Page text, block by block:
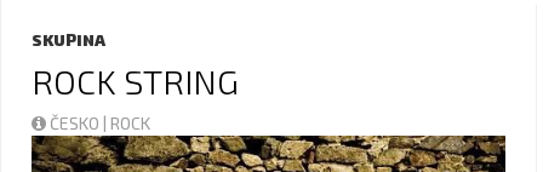
SKUPINA
ROCK STRING
ČESKO | ROCK